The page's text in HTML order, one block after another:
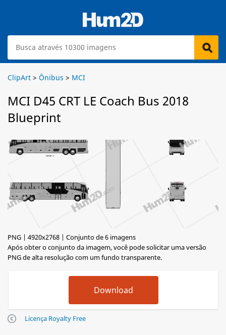
ClipArt > Ônibus > MCI
MCI D45 CRT LE Coach Bus 2018
Blueprint
PNG | 4920x2768 | Conjunto de 6 imagens
Após obter o conjunto da imagem, você pode solicitar uma versão
PNG de alta resolução com um fundo transparente.
Licença Royalty Free